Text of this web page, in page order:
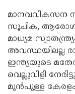
മാനവവികസന
സൂചിക,
മാധ്യമ
അവസ്ഥയിലല്ല
ഇന്ത്യയുടെ
വെല്ലുവിളി
മുൻപുള്ള